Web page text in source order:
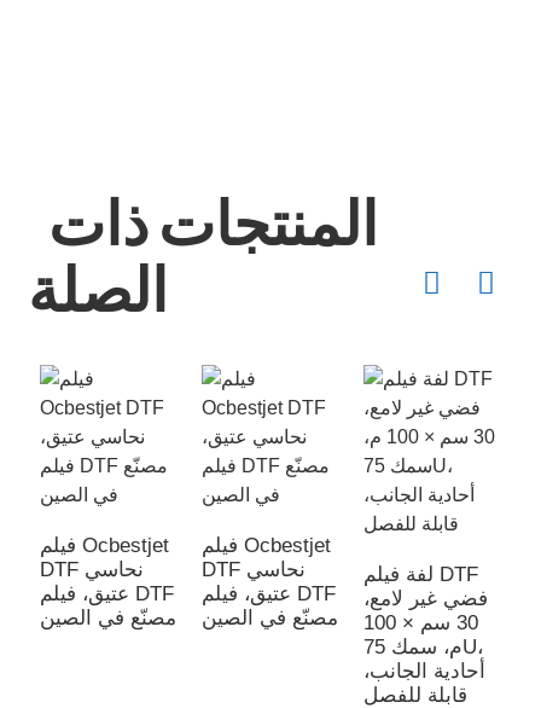
المنتجات ذات
الصلة
فيلم Ocbestjet
DTF نحاسي
عتيق، فيلم DTF
مصنّع في الصين
فيلم Ocbestjet
DTF نحاسي
عتيق، فيلم DTF
مصنّع في الصين
لفة فيلم DTF
فضي غير لامع،
30 سم × 100
م، سمك 75U،
أحادية الجانب،
قابلة للفصل